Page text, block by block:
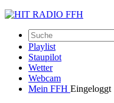
Playlist
Staupilot
Wetter
Webcam
Mein FFH Eingeloggt